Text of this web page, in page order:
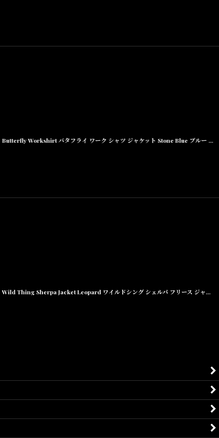
Butterfly Workshirt バタフライ ワーク シャツ ジャケット Stone Blue ブルー ストーン
Wild Thing Sherpa Jacket Leopard ワイルドシング シェルパ フリース ジャケット